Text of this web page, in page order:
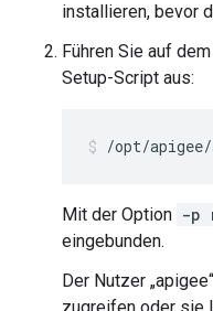
installieren, bevor
Führen Sie auf
Setup-Script aus:
/opt/
Mit der Option -p
eingebunden.
Der Nutzer